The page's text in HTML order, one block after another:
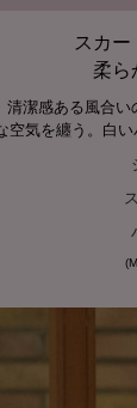
スカー
柔ら
清潔感ある風合
空気を纏う。白